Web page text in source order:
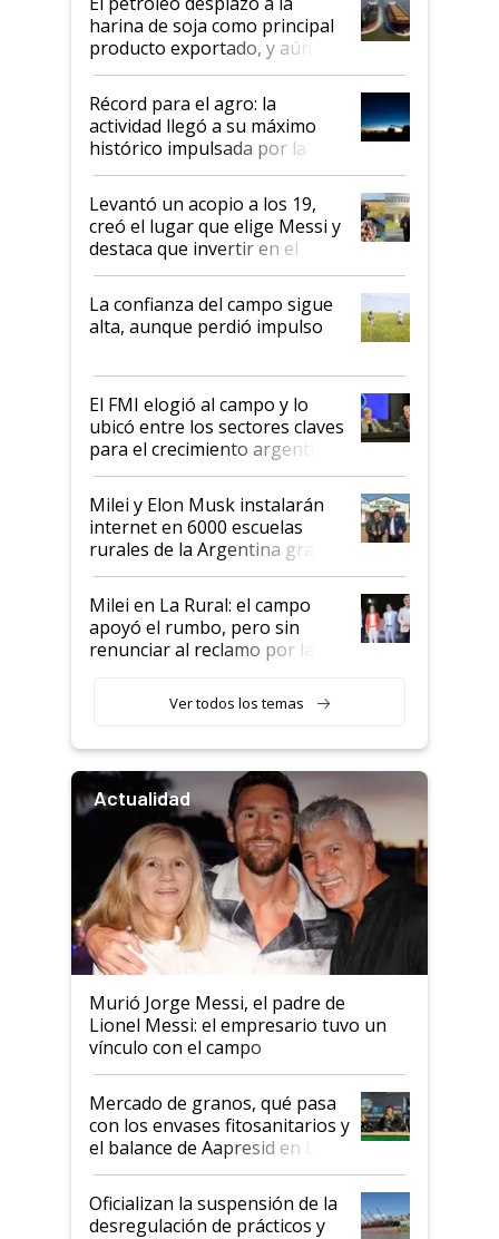
harina de soja como principal
producto exportado, y aún así
el agro aportó casi seis de cada
diez dólares y sostuvo el
liderazgo en un semestre
récord
Récord para el agro: la
actividad llegó a su máximo
histórico impulsada por la
cosecha y las exportaciones
Levantó un acopio a los 19,
creó el lugar que elige Messi y
destaca que invertir en el
kirchnerismo era como "darle
plata a un hijo para droga":
Juan Félix Rossetti, el libertario
que de una dura crisis salió
de Milei
La confianza del campo sigue
alta, aunque perdió impulso
El FMI elogió al campo y lo
ubicó entre los sectores claves
para el crecimiento argentino
Milei y Elon Musk instalarán
internet en 6000 escuelas
rurales de la Argentina gracias
a un acuerdo con Starlink
Milei en La Rural: el campo
apoyó el rumbo, pero sin
renunciar al reclamo por las
Ver todos los temas
Actualidad
Murió Jorge Messi, el padre de
Lionel Messi: el empresario tuvo un
vínculo con el campo
Mercado de granos, qué pasa
con los envases fitosanitarios y
el balance de Aapresid en La
Posta
Oficializan la suspensión de la
desregulación de prácticos y